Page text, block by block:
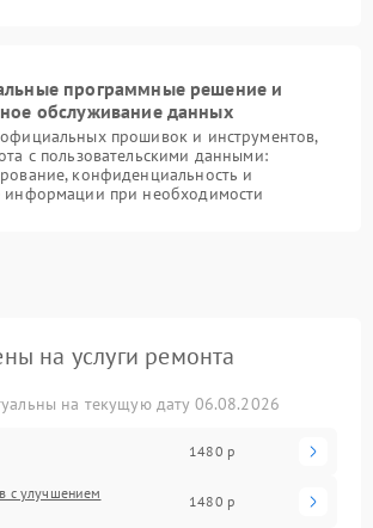
программные решение и
обслуживание данных
прошивок и инструментов,
с пользовательскими данными:
конфиденциальность и
информации при необходимости
на услуги ремонта
на текущую дату 06.08.2026
1480 р
с улучшением
1480 р